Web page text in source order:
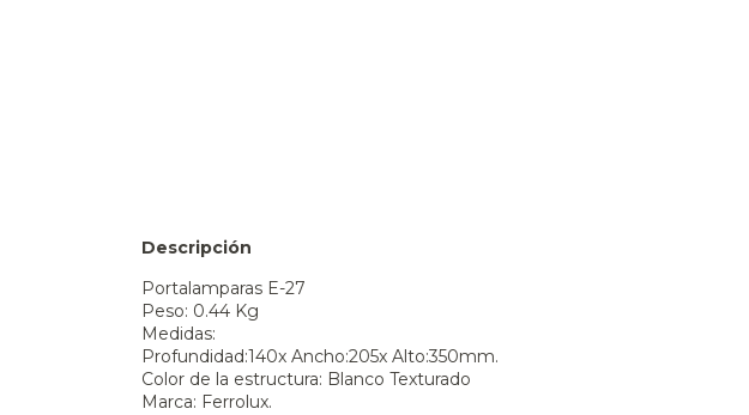
Descripción
Portalamparas E-27
Peso: 0.44 Kg
Medidas:
Profundidad:140x Ancho:205x Alto:350mm.
Color de la estructura: Blanco Texturado
Marca: Ferrolux.